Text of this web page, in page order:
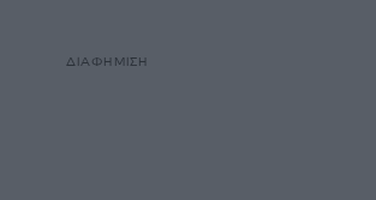
ΔΙΑΦΗΜΙΣΗ